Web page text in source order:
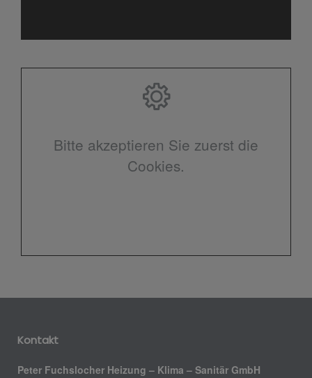
Bitte akzeptieren Sie zuerst die
Cookies.
Kontakt
Peter Fuchslocher Heizung – Klima – Sanitär GmbH